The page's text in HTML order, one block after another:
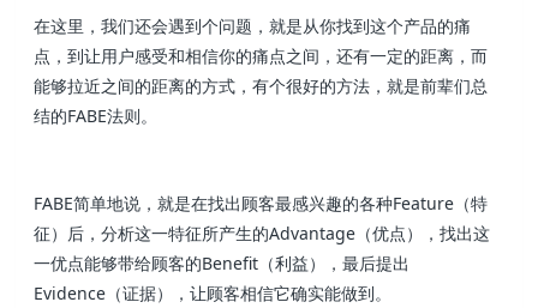
在这里，我们还会遇到个问题，就是从你找到这个产品的痛
点，到让用户感受和相信你的痛点之间，还有一定的距离，而
能够拉近之间的距离的方式，有个很好的方法，就是前辈们总
结的FABE法则。
FABE简单地说，就是在找出顾客最感兴趣的各种Feature（特
征）后，分析这一特征所产生的Advantage（优点），找出这
一优点能够带给顾客的Benefit（利益），最后提出
Evidence（证据），让顾客相信它确实能做到。